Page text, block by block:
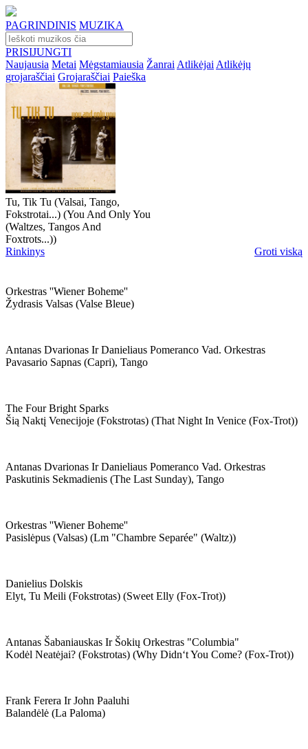
PAGRINDINIS MUZIKA
PRISIJUNGTI
Naujausia Metai Mėgstamiausia Žanrai Atlikėjai Atlikėjų
grojaraščiai Grojaraščiai Paieška
Tu, Tik Tu (Valsai, Tango,
Fokstrotai...) (You And Only You
(Waltzes, Tangos And
Foxtrots...))
Rinkinys
Groti viską
Orkestras ''wiener Boheme''
Žydrasis Valsas (valse Bleue)
Antanas Dvarionas Ir Danieliaus Pomeranco Vad. Orkestras
Pavasario Sapnas (capri), Tango
The Four Bright Sparks
Šią Naktį Venecijoje (fokstrotas) (that Night In Venice (fox-Trot))
Antanas Dvarionas Ir Danieliaus Pomeranco Vad. Orkestras
Paskutinis Sekmadienis (the Last Sunday), Tango
Orkestras ''wiener Boheme''
Pasislėpus (valsas) (lm "chambre Separée" (waltz))
Danielius Dolskis
Elyt, Tu Meili (fokstrotas) (sweet Elly (fox-Trot))
Antanas Šabaniauskas Ir Šokių Orkestras "columbia"
Kodėl Neatėjai? (fokstrotas) (why Didn‘t You Come? (fox-Trot))
Frank Ferera Ir John Paaluhi
Balandėlė (la Paloma)